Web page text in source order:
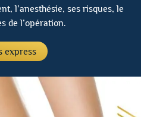
l’anesthésie, ses risques, le
de l’opération.
express